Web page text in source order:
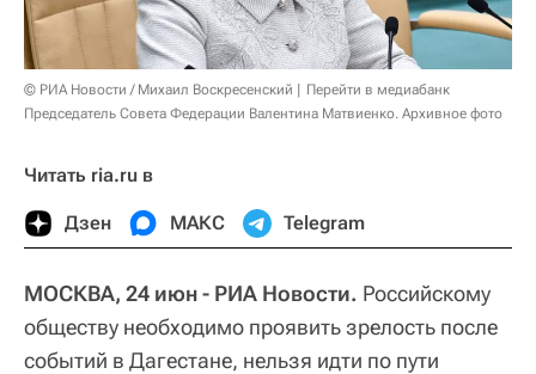
© РИА Новости / Михаил Воскресенский
Перейти в медиабанк
Председатель Совета Федерации Валентина Матвиенко. Архивное фото
Читать ria.ru в
Дзен МАКС Telegram
МОСКВА, 24 июн - РИА Новости. Российскому
обществу необходимо проявить зрелость после
событий в Дагестане, нельзя идти по пути